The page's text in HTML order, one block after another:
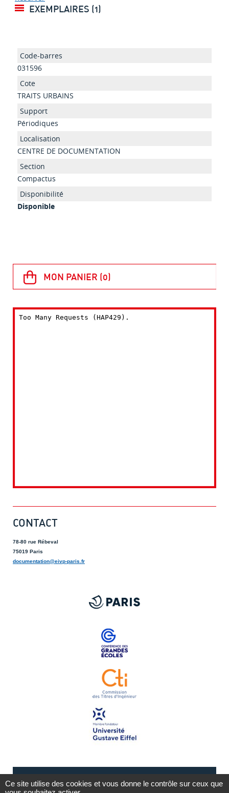
EXEMPLAIRES (1)
031596
TRAITS URBAINS
Périodiques
CENTRE DE DOCUMENTATION
Compactus
Disponible
CONTACT
78-80 rue Rébeval
75019 Paris
documentation@eivp-paris.fr
Ce site utilise des cookies et vous donne le contrôle sur ceux que